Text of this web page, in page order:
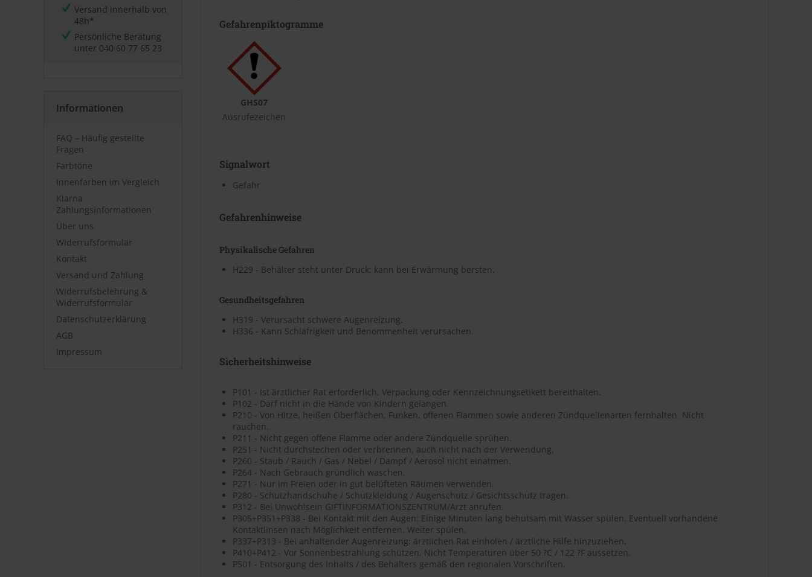
Versand innerhalb von
48h*
Persönliche Beratung
unter 040 60 77 65 23
Informationen
FAQ – Häufig gestellte
Fragen
Farbtöne
Innenfarben im Vergleich
Klarna
Zahlungsinformationen
Über uns
Widerrufsformular
Kontakt
Versand und Zahlung
Widerrufsbelehrung &
Widerrufsformular
Datenschutzerklärung
AGB
Impressum
Gefahrenpiktogramme
GHS07
Ausrufezeichen
Signalwort
Gefahr
Gefahrenhinweise
Physikalische Gefahren
H229 - Behälter steht unter Druck: kann bei Erwärmung bersten.
Gesundheitsgefahren
H319 - Verursacht schwere Augenreizung.
H336 - Kann Schläfrigkeit und Benommenheit verursachen.
Sicherheitshinweise
P101 - Ist ärztlicher Rat erforderlich, Verpackung oder Kennzeichnungsetikett bereithalten.
P102 - Darf nicht in die Hände von Kindern gelangen.
P210 - Von Hitze, heißen Oberflächen, Funken, offenen Flammen sowie anderen Zündquellenarten fernhalten. Nicht
rauchen.
P211 - Nicht gegen offene Flamme oder andere Zündquelle sprühen.
P251 - Nicht durchstechen oder verbrennen, auch nicht nach der Verwendung.
P260 - Staub / Rauch / Gas / Nebel / Dampf / Aerosol nicht einatmen.
P264 - Nach Gebrauch gründlich waschen.
P271 - Nur im Freien oder in gut belüfteten Räumen verwenden.
P280 - Schutzhandschuhe / Schutzkleidung / Augenschutz / Gesichtsschutz tragen.
P312 - Bei Unwohlsein GIFTINFORMATIONSZENTRUM/Arzt anrufen.
P305+P351+P338 - Bei Kontakt mit den Augen: Einige Minuten lang behutsam mit Wasser spülen. Eventuell vorhandene
Kontaktlinsen nach Möglichkeit entfernen. Weiter spülen.
P337+P313 - Bei anhaltender Augenreizung: ärztlichen Rat einholen / ärztliche Hilfe hinzuziehen.
P410+P412 - Vor Sonnenbestrahlung schützen. Nicht Temperaturen über 50 ?C / 122 ?F aussetzen.
P501 - Entsorgung des Inhalts / des Behälters gemäß den regionalen Vorschriften.